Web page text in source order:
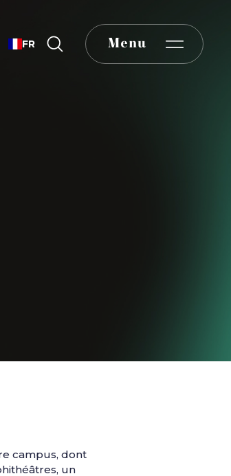
FR Menu
campus, dont
un